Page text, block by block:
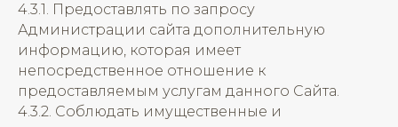
4.3.1. Предоставлять по запросу
Администрации сайта дополнительную
информацию, которая имеет
непосредственное отношение к
предоставляемым услугам данного Сайта.
4.3.2. Соблюдать имущественные и